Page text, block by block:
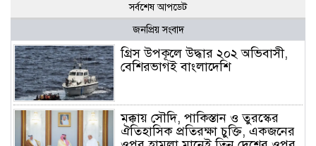
সর্বশেষ আপডেট
জনপ্রিয় সংবাদ
গ্রিস উপকূলে উদ্ধার ২০২ অভিবাসী,
বেশিরভাগই বাংলাদেশি
মক্কায় সৌদি, পাকিস্তান ও তুরস্কের
ঐতিহাসিক প্রতিরক্ষা চুক্তি, একজনের